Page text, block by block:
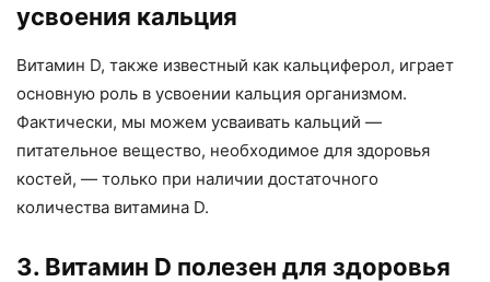
усвоения кальция
Витамин D, также известный как кальциферол, играет
основную роль в усвоении кальция организмом.
Фактически, мы можем усваивать кальций —
питательное вещество, необходимое для здоровья
костей, — только при наличии достаточного
количества витамина D.
3. Витамин D полезен для здоровья